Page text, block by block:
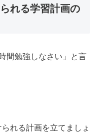
れる学習計画の
間勉強しなさい」と言
れる計画を立てましょ